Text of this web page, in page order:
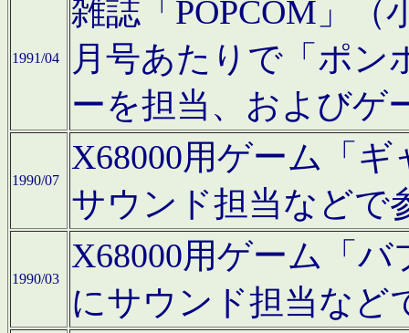
1991/04
雑誌「POPCOM」（
月号あたりで「ポン
ーを担当、およびゲ
1990/07
X68000用ゲーム「
サウンド担当などで
1990/03
X68000用ゲーム「
にサウンド担当など